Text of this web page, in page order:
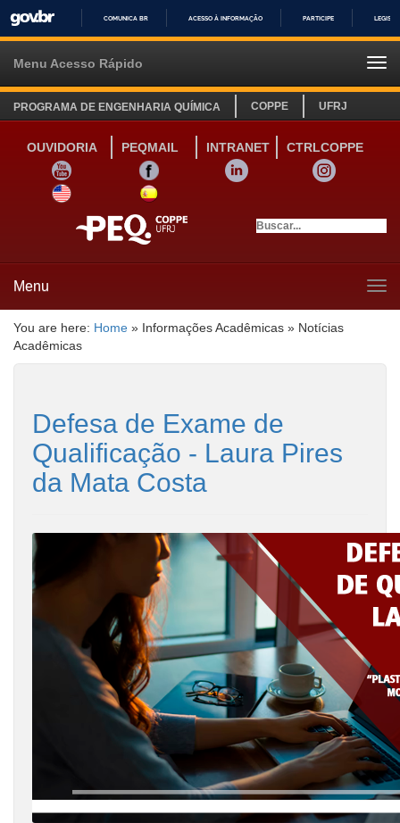
IR
COMUNICA BR ACESSO À INFORMAÇÃO PARTICIPE
Menu Acesso Rápido
PROGRAMA DE ENGENHARIA QUÍMICA COPPE UFRJ
OUVIDORIA PEQMAIL INTRANET
CTRLCOPPE
YOUTUBE
FACEBOOK LINKEDIN
INSTAGRAM
SITE INGLÊS
LINK SITE ESPANHOL
Menu
You are here: Home » Informações Acadêmicas » Notícias
Acadêmicas
Defesa de Exame de
Qualificação - Laura Pires
da Mata Costa